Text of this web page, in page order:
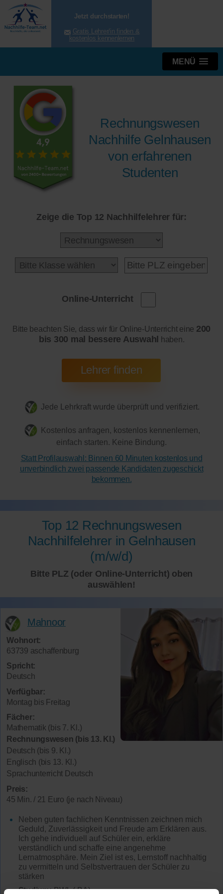
Jetzt durchstarten!
Gratis Lehrer/in finden &
kostenlos kennenlernen
MENÜ
Rechnungswesen
Nachhilfe Gelnhausen
von erfahrenen
Studenten
Zeige die Top 12 Nachhilfelehrer für:
Online-Unterricht
Bitte beachten Sie, dass wir für Online-Unterricht eine 200
bis 300 mal bessere Auswahl haben.
Jede Lehrkraft wurde überprüft und verifiziert.
Kostenlos anfragen, kostenlos kennenlernen,
einfach starten. Keine Bindung.
Statt Profilauswahl: Binnen 60 Minuten kostenlos und
unverbindlich zwei passende Kandidaten zugeschickt
bekommen.
Top 12 Rechnungswesen
Nachhilfelehrer in Gelnhausen
(m/w/d)
Bitte PLZ (oder Online-Unterricht) oben
auswählen!
Mahnoor
Wohnort:
63739 aschaffenburg
Spricht:
Deutsch
Verfügbar:
Montag bis Freitag
Fächer:
Mathematik (bis 7. Kl.)
Rechnungswesen (bis 13. Kl.)
Deutsch (bis 9. Kl.)
Englisch (bis 13. Kl.)
Sprachunterricht Deutsch
Preis:
45 Min. / 21 Euro (je nach Niveau)
Neben guten fachlichen Kenntnissen zeichnen mich
Geduld, Zuverlässigkeit und Freude am Erklären aus.
Ich gehe individuell auf Schüler ein, erkläre
verständlich und schaffe eine angenehme
Lernatmosphäre. Mein Ziel ist es, Lernstoff nachhaltig
zu vermitteln und Selbstvertrauen der Schüler zu
stärken
Studium:BWL ( BA)